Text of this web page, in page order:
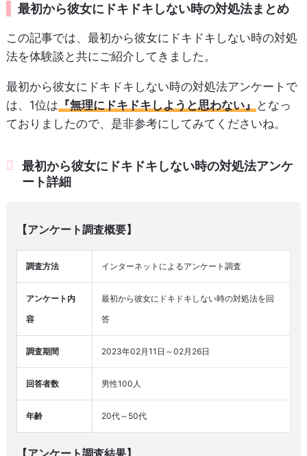
最初から彼女にドキドキしない時の対処法まとめ
この記事では、最初から彼女にドキドキしない時の対処
法を体験談と共にご紹介してきました。
最初から彼女にドキドキしない時の対処法アンケートで
は、1位は 『無理にドキドキしようと思わない』 となっ
ておりましたので、是非参考にしてみてくださいね。
最初から彼女にドキドキしない時の対処法アンケ
ート詳細
【アンケート調査概要】
調査方法 インターネットによるアンケート調査
アンケート内
容
最初から彼女にドキドキしない時の対処法を回
答
調査期間 2023年02月11日～02月26日
回答者数 男性100人
年齢 20代～50代
【アンケート調査結果】